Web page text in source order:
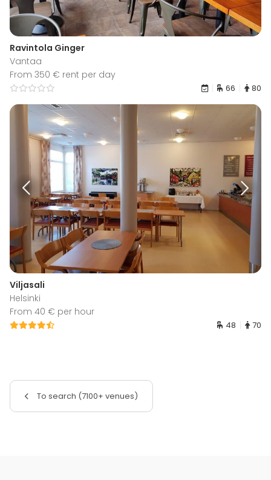
Ravintola Ginger
Vantaa
From 350 € rent per day
66 80
Viljasali
Helsinki
From 40 € per hour
48 70
To search (7100+ venues)